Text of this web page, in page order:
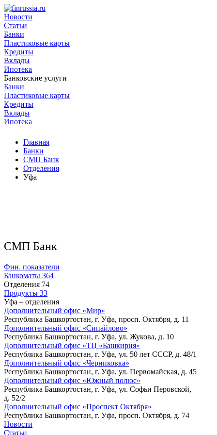
Новости
Статьи
Банки
Пластиковые карты
Кредиты
Вклады
Ипотека
Банковские услуги
Банки
Пластиковые карты
Кредиты
Вклады
Ипотека
Главная
Банки
СМП Банк
Отделения
Уфа
СМП Банк
Фин. показатели
Банкоматы 364
Отделения 74
Продукты 33
Уфа – отделения
Дополнительный офис «Мир»
Республика Башкортостан, г. Уфа, просп. Октября, д. 11
Дополнительный офис «Сипайлово»
Республика Башкортостан, г. Уфа, ул. Жукова, д. 10
Дополнительный офис «ТЦ «Башкирия»
Республика Башкортостан, г. Уфа, ул. 50 лет СССР, д. 48/1
Дополнительный офис «Черниковка»
Республика Башкортостан, г. Уфа, ул. Первомайская, д. 45
Дополнительный офис «Южный полюс»
Республика Башкортостан, г. Уфа, ул. Софьи Перовской,
д. 52/2
Дополнительный офис «Проспект Октября»
Республика Башкортостан, г. Уфа, просп. Октября, д. 74
Новости
Статьи